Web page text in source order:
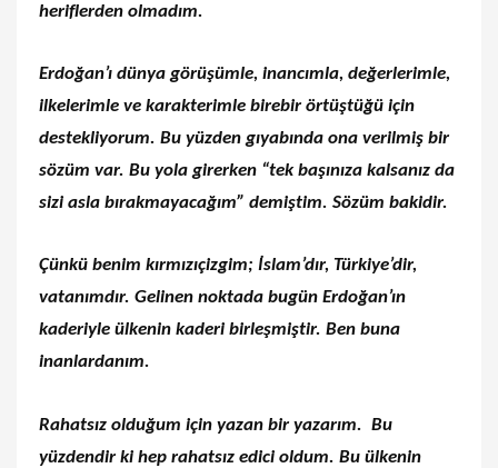
heriflerden olmadım.
Erdoğan’ı dünya görüşümle, inancımla, değerlerimle,
ilkelerimle ve karakterimle birebir örtüştüğü için
destekliyorum. Bu yüzden gıyabında ona verilmiş bir
sözüm var. Bu yola girerken “tek başınıza kalsanız da
sizi asla bırakmayacağım” demiştim. Sözüm bakidir.
Çünkü benim kırmızıçizgim; İslam’dır, Türkiye’dir,
vatanımdır. Gelinen noktada bugün Erdoğan’ın
kaderiyle ülkenin kaderi birleşmiştir. Ben buna
inanlardanım.
Rahatsız olduğum için yazan bir yazarım. Bu
yüzdendir ki hep rahatsız edici oldum. Bu ülkenin